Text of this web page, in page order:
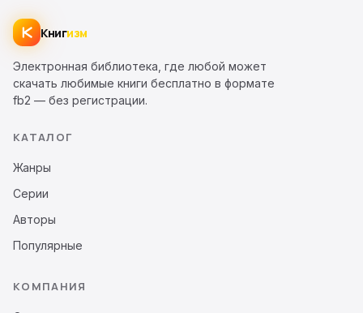
Книгизм
Электронная библиотека, где любой может
скачать любимые книги бесплатно в формате
fb2 — без регистрации.
КАТАЛОГ
Жанры
Серии
Авторы
Популярные
КОМПАНИЯ